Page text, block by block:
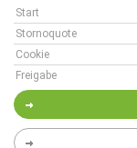
Start
Stornoquote
Cookie
Freigabe